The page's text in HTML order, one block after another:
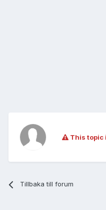
This topic
Tillbaka till forum